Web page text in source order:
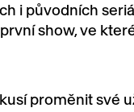
i původních
show, ve
proměnit své